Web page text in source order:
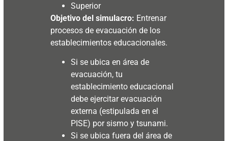
Superior
Objetivo del simulacro: Entrenar
procesos de evacuación de los
establecimientos educacionales.
Si se ubica en área de
evacuación, tu
establecimiento educacional
debe ejercitar evacuación
externa (estipulada en el
PISE) por sismo y tsunami.
Si se ubica fuera del área de